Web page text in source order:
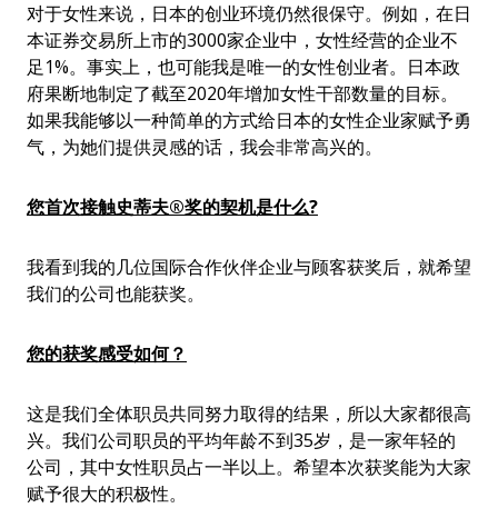
对于女性来说，日本的创业环境仍然很保守。例如，在日
本证券交易所上市的3000家企业中，女性经营的企业不
足1%。事实上，也可能我是唯一的女性创业者。日本政
府果断地制定了截至2020年增加女性干部数量的目标。
如果我能够以一种简单的方式给日本的女性企业家赋予勇
气，为她们提供灵感的话，我会非常高兴的。
您首次接触史蒂夫®奖的契机是什么?
我看到我的几位国际合作伙伴企业与顾客获奖后，就希望
我们的公司也能获奖。
您的获奖感受如何？
这是我们全体职员共同努力取得的结果，所以大家都很高
兴。我们公司职员的平均年龄不到35岁，是一家年轻的
公司，其中女性职员占一半以上。希望本次获奖能为大家
赋予很大的积极性。